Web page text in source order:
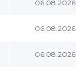
06.08.2026
06.08.2026
06.08.2026